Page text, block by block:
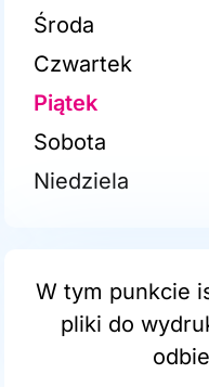
Środa
Czwartek
Piątek
Sobota
Niedziela
W tym punkcie
pliki do